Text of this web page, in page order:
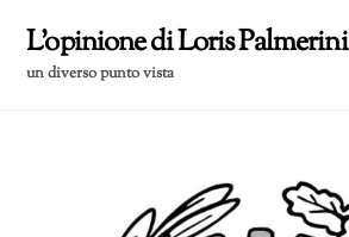
content
L'opinione di Loris Palmerini
un diverso punto vista